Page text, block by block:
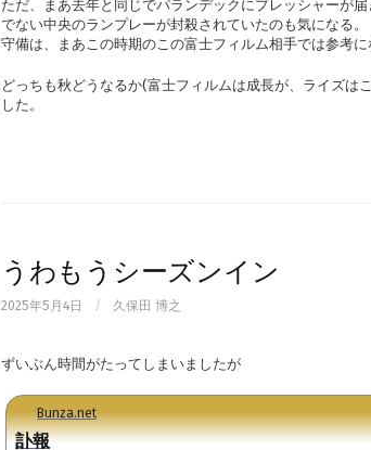
ただ、まあ去年と同じでパランデックにプレッシャーが
でない中央のランプレーが封殺されていたのも気になる。
守備は、まあこの時期のこの富士フィルム相手では参考に
どっちも秋どうなるか(富士フィルムは成長が、ライズは
した。
うわもうシーズンイン
2025年5月4日 / 久保田 博之
ずいぶん時間がたってしまいましたが
Bunza.net
訃報